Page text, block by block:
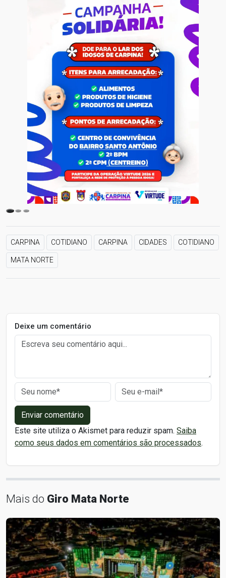
CARPINA COTIDIANO CARPINA CIDADES COTIDIANO
MATA NORTE
Deixe um comentário
Enviar comentário
Este site utiliza o Akismet para reduzir spam. Saiba
como seus dados em comentários são processados.
Mais do Giro Mata Norte